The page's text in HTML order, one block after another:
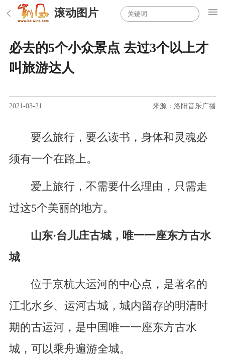
滚动图片
必去的5个小众景点 去过3个以上才
叫旅游达人
2021-03-21 来源：洛阳音乐广播
要么旅行，要么读书，身体和灵魂必
须有一个在路上。
爱上旅行，不需要什么理由，只需走
过这5个美丽的地方。
山东·台儿庄古城，唯一一座东方古水
城
位于京杭大运河的中心点，是著名的
江北水乡、运河古城，城内留存的明清时
期的古运河，是中国唯一一座东方古水
城，可以乘舟遍游全城。